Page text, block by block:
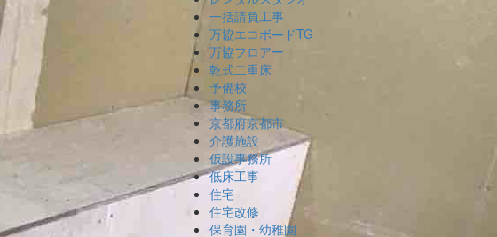
一括請負工事
万協エコボードTG
万協フロアー
乾式二重床
予備校
事務所
京都府京都市
介護施設
仮設事務所
低床工事
住宅
住宅改修
保育園・幼稚園